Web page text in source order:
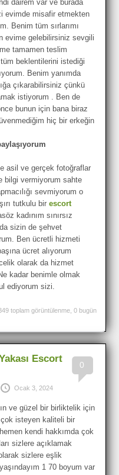
dairem var ve burada
evimde misafir etmekten
Benim tüm sırlarımı
evime gelebilirsiniz sevgili
tamamen teslim
beklentilerini istediği
Benim yanımda
çıkarabilirsiniz çünkü
istiyorum . Ben de
bunun için bana biraz
hiç bir erkeğin
asil ve gerçek fotoğraflar
bilgi vermiyorum sahte
sevmiyorum o
tutkulu birescort
kadınım sınırsız
sizin de şehvet
Ben ücretli hizmeti
ücret alıyorum
olarak da hizmet
kadar benimle olmak
ediyorum sizi.
toplam görüntülenme, 0 bugün
0
Escort
Ocak 3, 2024
ve güzel bir birliktelik için
isteyen kaliteli bir
kendi hakkımda çok
sizlere açıklamak
sizlere eşlik
1 70 boyum var